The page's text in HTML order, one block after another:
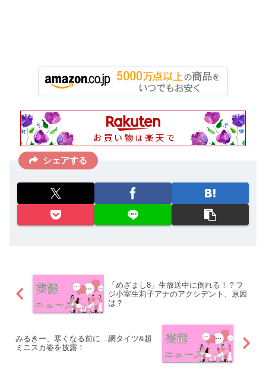
シェアする
「めざまし8」生放送中に倒れる！？フ
ジ小室生莉子アナのアクシデント、原因
は？
みるきー、寒くなる前に…網タイツ&超
ミニスカ姿を披露！